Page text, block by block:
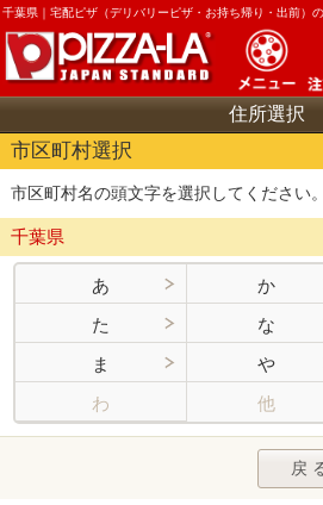
千葉県｜ 宅配ピザ（デリバリーピザ・お持ち帰り・出前）
住所選択
市区町村選択
市区町村名の頭文字を選択してください。
千葉県
あ か
た
な
ま
や
わ
他
戻